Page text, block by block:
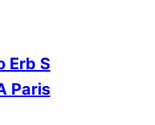
Erb S
Paris